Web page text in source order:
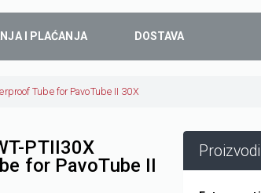
I PLAĆANJA DOSTAVA
Tube for PavoTube II 30X
PTII30X
for PavoTube II
Proizvodi